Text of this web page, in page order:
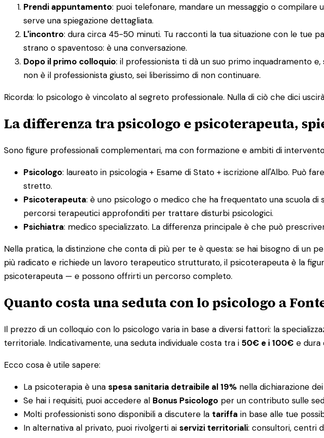
Prendi appuntamento: puoi telefonare, mandare un messaggio o
serve una spiegazione dettagliata.
L'incontro: dura circa 45-50 minuti. Tu racconti la tua situazione con le tue
strano o spaventoso: è una conversazione.
Dopo il primo colloquio: il professionista ti dà un suo primo inquadramento
non è il professionista giusto, sei liberissimo di non continuare.
Ricorda: lo psicologo è vincolato al segreto professionale. Nulla di ciò che dici
La differenza tra psicologo e psicoterapeuta,
Sono figure professionali complementari, ma con formazione e ambiti di
Psicologo: laureato in psicologia + Esame di Stato + iscrizione all'Albo. Può
stretto.
Psicoterapeuta: è uno psicologo o medico che ha frequentato una scuola
percorsi terapeutici approfonditi per trattare disturbi psicologici.
Psichiatra: medico specializzato. La differenza principale è che può
Nella pratica, la distinzione che conta di più per te è questa: se hai bisogno di un
più radicato e richiede un lavoro terapeutico strutturato, il psicoterapeuta è la
psicoterapeuta — e possono offrirti un percorso completo.
Quanto costa una seduta con lo psicologo a
Il prezzo di un colloquio con lo psicologo varia in base a diversi fattori: la
territoriale. Indicativamente, una seduta individuale costa tra i 50€ e i 100€ e dura
Ecco cosa è utile sapere:
La psicoterapia è una spesa sanitaria detraibile al 19% nella dichiarazione
Se hai i requisiti, puoi accedere al Bonus Psicologo per un contributo sulle
Molti professionisti sono disponibili a discutere la tariffa in base alle tue
In alternativa al privato, puoi rivolgerti ai servizi territoriali: consultori, centri